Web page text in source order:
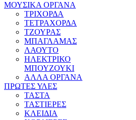
ΜΟΥΣΙΚΑ ΟΡΓΑΝΑ
ΤΡΙΧΟΡΔΑ
ΤΕΤΡΑΧΟΡΔΑ
ΤΖΟΥΡΑΣ
ΜΠΑΓΛΑΜΑΣ
ΛΑΟΥΤΟ
ΗΛΕΚΤΡΙΚΟ
ΜΠΟΥΖΟΥΚΙ
ΑΛΛΑ ΟΡΓΑΝΑ
ΠΡΩΤΕΣ ΥΛΕΣ
ΤΑΣΤΑ
ΤΑΣΤΙΕΡΕΣ
ΚΛΕΙΔΙΑ